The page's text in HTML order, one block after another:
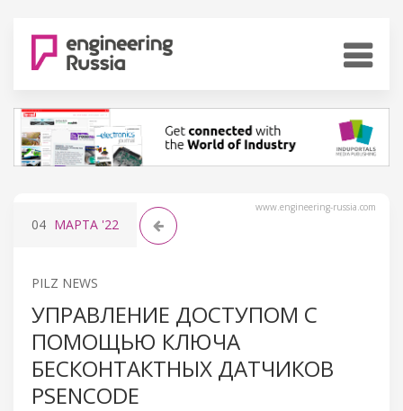
www.engineering-russia.com
04 МАРТА '22
PILZ NEWS
УПРАВЛЕНИЕ ДОСТУПОМ С
ПОМОЩЬЮ КЛЮЧА
БЕСКОНТАКТНЫХ ДАТЧИКОВ
PSENCODE